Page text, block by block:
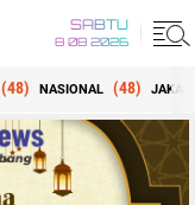
SABTU
8 08 2026
(48) NASIONAL (48)